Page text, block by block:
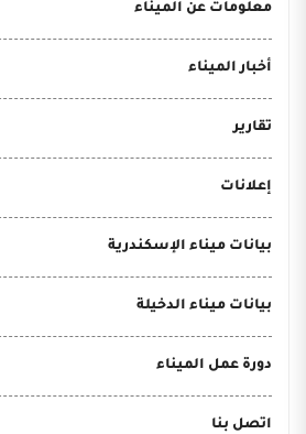
معلومات عن الميناء
أخبار الميناء
تقارير
إعلانات
بيانات ميناء الإسكندرية
بيانات ميناء الدخيلة
دورة عمل الميناء
اتصل بنا